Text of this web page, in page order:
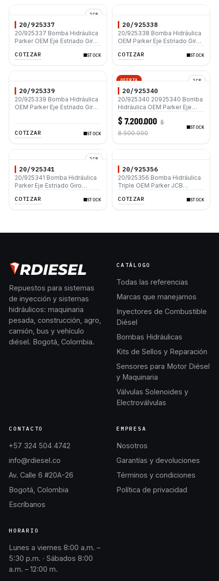
JCB
20/925337
20/925337 Bomba Hidráulica
Parker OEM Eje Estriado Giro
JCB 214E 3CX
COTIZAR STOCK
20/925338
20/925338 Bomba Hidráulica
OEM Parker Eje Estriado Giro
3CX
COTIZAR STOCK
20/925339
20/925339 Bomba Hidráulica
OEM Parker Eje Estriado Giro
COTIZAR
STOCK
OFERTA JCB
20/925340
20/925340 20925340 Bomba
Hidráulica OEM Parker Eje
Estriado Giro Derecho Alto
Galonaje 41/26 cc REV JCB
214E 3CX 4CX
$ 7.200.000 $
8.500.000
STOCK
JCB
20/925341
20/925341 Bomba Hidráulica
Parker Eje Estriado Giro
29cc JCB 214E 3CX
COTIZAR STOCK
20/925356
20/925356 Bomba Hidráulica
Triple OEM Parker JCB
COTIZAR STOCK
Repuestos para sistemas
de inyección y sistemas
hidráulicos: maquinaria
pesada, construcción, agro,
camión, bus y vehículo
diésel. Bogotá, Colombia.
CATÁLOGO
Todas las referencias
Marcas que manejamos
Inyectores de Combustible
Diésel
Bombas Hidráulicas
Kits de Sellos y Reparación
Sensores para Motor Diésel
y Maquinaria
Válvulas Solenoides y
Electroválvulas
CONTACTO
+57 324 504 4742
info@rdiesel.co
Av. Calle 6 #20A-26
Bogotá, Colombia
Escríbanos
EMPRESA
Nosotros
Garantías y devoluciones
Términos y condiciones
Política de privacidad
HORARIO
Lunes a viernes 8:00 a.m. –
5:30 p.m. · Sábados 8:00
a.m. – 12:00 m.